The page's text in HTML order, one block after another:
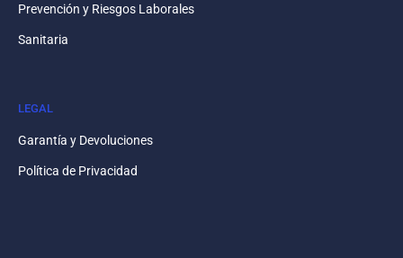
Prevención y Riesgos Laborales
Sanitaria
LEGAL
Garantía y Devoluciones
Política de Privacidad